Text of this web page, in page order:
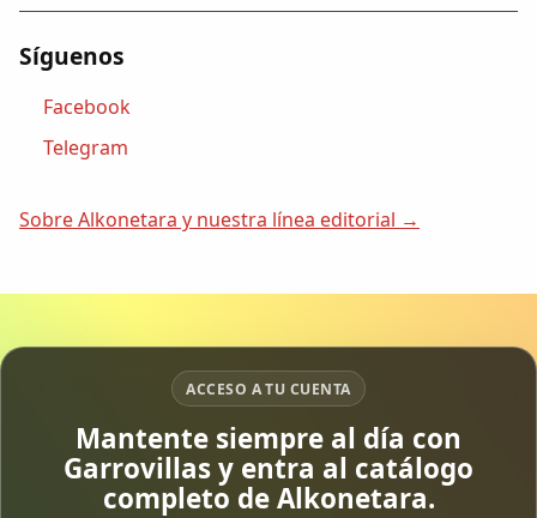
La palra
Modo oscuro
Síguenos
Facebook
Telegram
Sobre Alkonetara y nuestra línea editorial →
ACCESO A TU CUENTA
Mantente siempre al día con
Garrovillas y entra al catálogo
completo de Alkonetara.